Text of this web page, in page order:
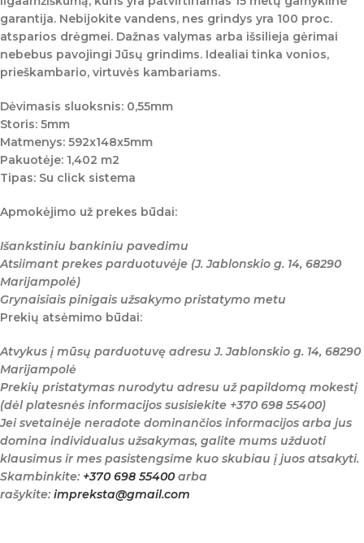
garantija. Nebijokite vandens, nes grindys yra 100 proc.
atsparios drėgmei. Dažnas valymas arba išsilieja gėrimai
nebebus pavojingi Jūsų grindims. Idealiai tinka vonios,
prieškambario, virtuvės kambariams.
Dėvimasis sluoksnis: 0,55mm
Storis: 5mm
Matmenys: 592x148x5mm
Pakuotėje: 1,402 m2
Tipas: Su click sistema
Apmokėjimo už prekes būdai:
Išankstiniu bankiniu pavedimu
Atsiimant prekes parduotuvėje (J. Jablonskio g. 14, 68290
Marijampolė)
Grynaisiais pinigais užsakymo pristatymo metu
Prekių atsėmimo būdai:
Atvykus į mūsų parduotuvę adresu J. Jablonskio g. 14, 68290
Marijampolė
Prekių pristatymas nurodytu adresu už papildomą mokestį
(dėl platesnės informacijos susisiekite +370 698 55400)
Jei svetainėje neradote dominančios informacijos arba jus
domina individualus užsakymas, galite mums užduoti
klausimus ir mes pasistengsime kuo skubiau į juos atsakyti.
Skambinkite: +370 698 55400arba
rašykite:impreksta@gmail.com